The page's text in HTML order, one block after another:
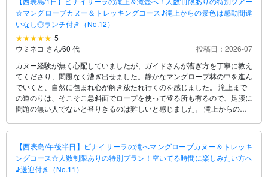
☆マングローブカヌー＆トレッキングコース♪滝上からの景色は感動間違
いなし◎ランチ付き（No.12）
5
ウミネコ さん/60 代
投稿日：2026-07
カヌー経験が無く心配していましたが、ガイドさんが漕ぎ方を丁寧に教え
てくださり、問題なく漕ぎ出せました。静かなマングローブ林の中を進ん
でいくと、自然に包まれ心が解き放たれ行くのを感じました。 滝上まで
の道のりは、そこそこ急斜面でロープを使って登る所も有るので、足腰に
問題の無い人でないと登りきるのは難しいと感じました。 滝上からの景
上げる滝も美しく、本当に貴重な体験が出来ました。 安全を見守りなが
ら、森の植物や生き物について、教えていただいたガイドさんには本当に
感謝です。ありがとうございました。
【西表島/午後半日】ピナイサーラの滝へマングローブカヌー＆トレッキ
ングコース☆人数制限ありの特別プラン！空いてる時間に楽しみたい方へ
♪送迎付き（No.11）